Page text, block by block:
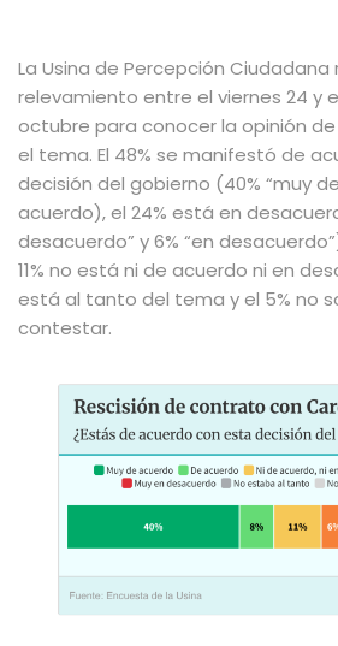
La Usina de Percepción Ciudadana
relevamiento entre el viernes 24 y
octubre para conocer la opinión
el tema. El 48% se manifestó de
decisión del gobierno (40% “muy
acuerdo), el 24% está en
desacuerdo” y 6% “en
11% no está ni de acuerdo ni en
está al tanto del tema y el 5% no
contestar.